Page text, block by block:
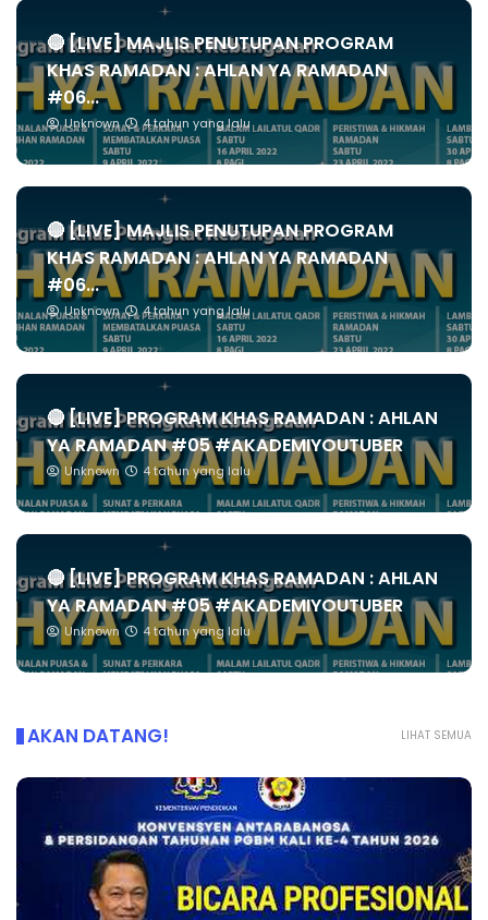
🔴 [LIVE] MAJLIS PENUTUPAN PROGRAM
KHAS RAMADAN : AHLAN YA RAMADAN
#06...
Unknown 4 tahun yang lalu
🔴 [LIVE] MAJLIS PENUTUPAN PROGRAM
KHAS RAMADAN : AHLAN YA RAMADAN
#06...
Unknown 4 tahun yang lalu
🔴 [LIVE] PROGRAM KHAS RAMADAN : AHLAN
YA RAMADAN #05 #AKADEMIYOUTUBER
Unknown 4 tahun yang lalu
🔴 [LIVE] PROGRAM KHAS RAMADAN : AHLAN
YA RAMADAN #05 #AKADEMIYOUTUBER
Unknown 4 tahun yang lalu
LIHAT SEMUA
AKAN DATANG!